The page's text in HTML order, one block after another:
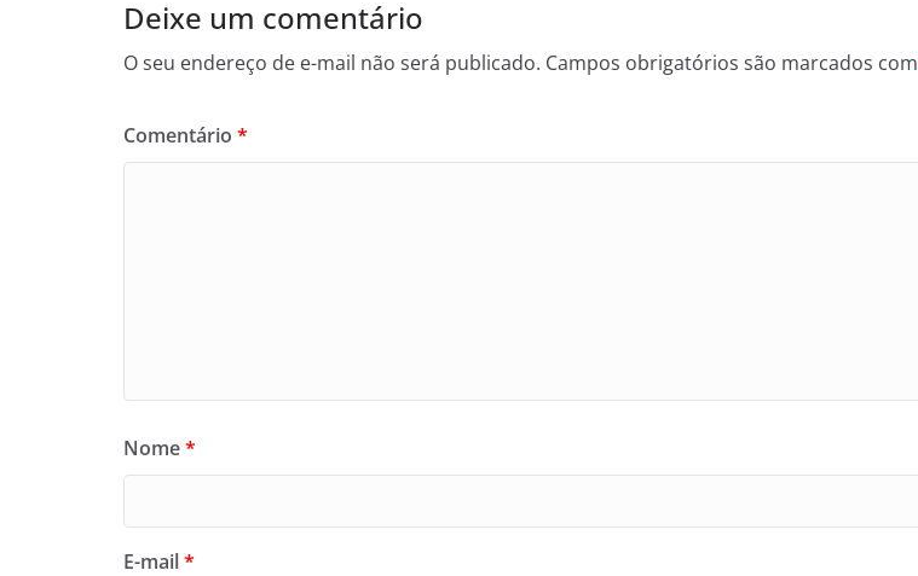
Deixe um comentário
O seu endereço de e-mail não será publicado. Campos obrigatórios são marcados com
Comentário *
Nome*
E-mail*